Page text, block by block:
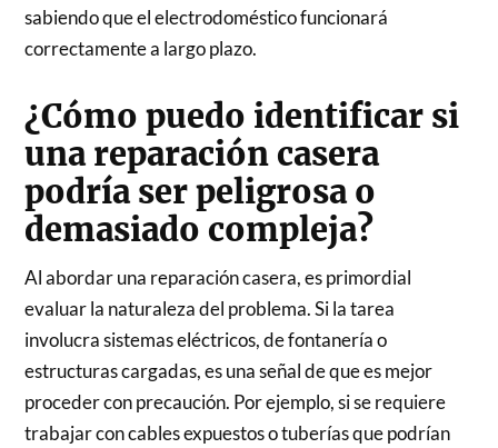
sabiendo que el electrodoméstico funcionará
correctamente a largo plazo.
¿Cómo puedo identificar si
una reparación casera
podría ser peligrosa o
demasiado compleja?
Al abordar una reparación casera, es primordial
evaluar la naturaleza del problema. Si la tarea
involucra sistemas eléctricos, de fontanería o
estructuras cargadas, es una señal de que es mejor
proceder con precaución. Por ejemplo, si se requiere
trabajar con cables expuestos o tuberías que podrían